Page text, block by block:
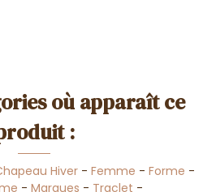
où apparaît ce
:
Hiver - Femme - Forme -
- Marques - Traclet -